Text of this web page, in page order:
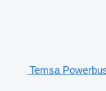
Temsa